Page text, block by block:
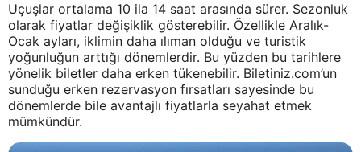
Uçuşlar ortalama 10 ila 14 saat arasında sürer. Sezonluk
olarak fiyatlar değişiklik gösterebilir. Özellikle Aralık-
Ocak ayları, iklimin daha ılıman olduğu ve turistik
yoğunluğun arttığı dönemlerdir. Bu yüzden bu tarihlere
yönelik biletler daha erken tükenebilir. Biletiniz.com’un
sunduğu erken rezervasyon fırsatları sayesinde bu
dönemlerde bile avantajlı fiyatlarla seyahat etmek
mümkündür.